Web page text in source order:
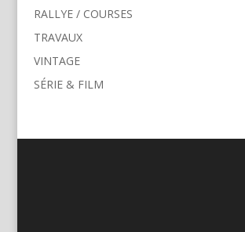
RALLYE / COURSES
TRAVAUX
VINTAGE
SÉRIE & FILM